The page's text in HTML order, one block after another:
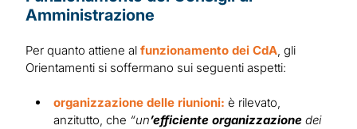
Amministrazione
Per quanto attiene al funzionamento dei CdA, gli
Orientamenti si soffermano sui seguenti aspetti:
organizzazione delle riunioni: è rilevato,
anzitutto, che “un’efficiente organizzazione dei